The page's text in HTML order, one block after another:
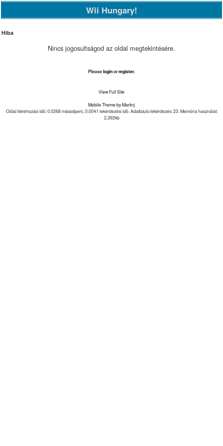
Wii Hungary!
Hiba
Nincs jogosultságod az oldal megtekintésére.
Pleaseloginorregister.
View Full Site
Mobile Theme by Martinj
Oldal létrehozási idõ: 0.0268 másodperc, 0.0041 lekérdezési idõ. Adatbázis lekérdezés: 23. Memória használat:
2,392kb